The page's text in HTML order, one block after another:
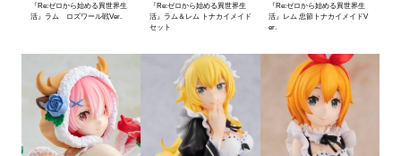
『Re:ゼロから始める異世界生
活』ラム ロズワール戦Ver.
『Re:ゼロから始める異世界生
活』ラム＆レム トナカイメイド
セット
『Re:ゼロから始める異世界生
活』レム 忠節トナカイメイドV
er.